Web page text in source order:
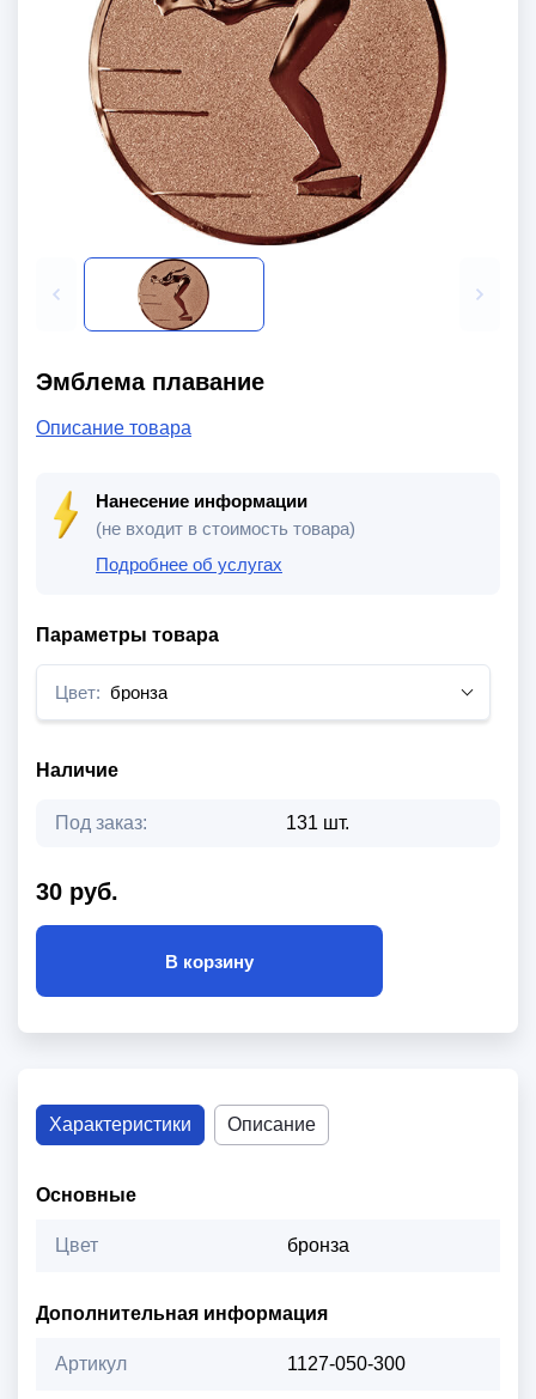
Эмблема плавание
Описание товара
Нанесение информации
(не входит в стоимость товара)
Подробнее об услугах
Параметры товара
Цвет: бронза
Наличие
Под заказ: 131 шт.
30 руб.
В корзину
Характеристики Описание
Основные
Цвет бронза
Дополнительная информация
Артикул 1127-050-300